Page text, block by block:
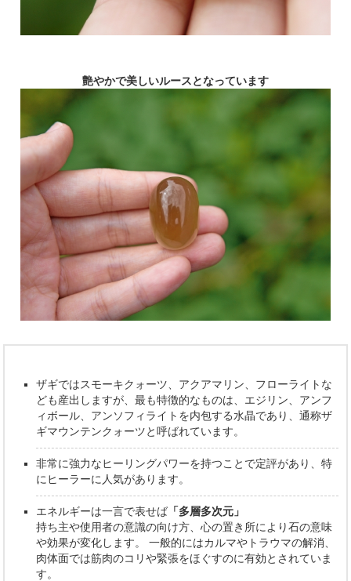
艶やかで美しいルースとなっています
ザギではスモーキクォーツ、アクアマリン、フローライトな
ども産出しますが、最も特徴的なものは、エジリン、アンフ
ィボール、アンソフィライトを内包する水晶であり、通称ザ
ギマウンテンクォーツと呼ばれています。
非常に強力なヒーリングパワーを持つことで定評があり、特
にヒーラーに人気があります。
エネルギーは一言で表せば 「多層多次元」
持ち主や使用者の意識の向け方、心の置き所により石の意味
や効果が変化します。 一般的にはカルマやトラウマの解消、
肉体面では筋肉のコリや緊張をほぐすのに有効とされていま
す。